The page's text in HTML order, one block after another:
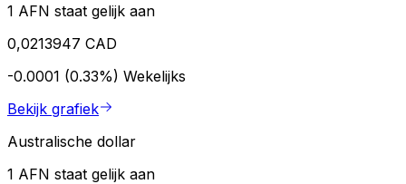
1 AFN staat gelijk aan
0,0213947 CAD
-0.0001 (0.33%) Wekelijks
Bekijk grafiek
Australische dollar
1 AFN staat gelijk aan